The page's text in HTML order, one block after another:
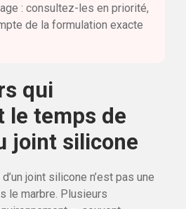
: consultez-les en priorité,
de la formulation exacte
qui
le temps de
joint silicone
joint silicone n’est pas une
le marbre. Plusieurs